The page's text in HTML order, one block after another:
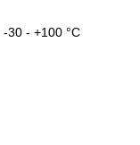
-30 - +100 °C